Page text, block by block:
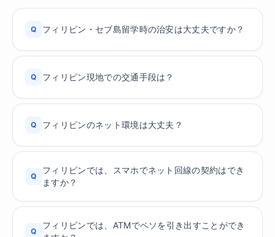
Q フィリピン・セブ島留学時の治安は大丈夫ですか？
Q フィリピン現地での交通手段は？
Q フィリピンのネット環境は大丈夫？
Q
フィリピンでは、スマホでネット回線の契約はでき
ますか？
Q
フィリピンでは、ATMでペソを引き出すことができ